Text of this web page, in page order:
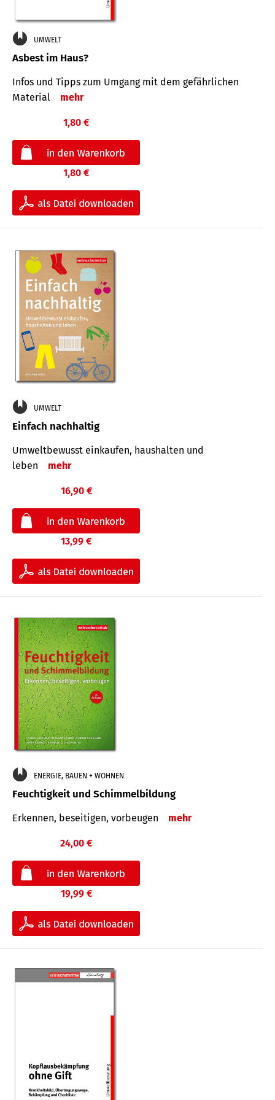
UMWELT
Asbest im Haus?
Infos und Tipps zum Um­gang mit dem ge­fähr­lichen
Mate­rial
mehr
1,80 €
1,80 €
UMWELT
Einfach nachhaltig
Umweltbewusst einkaufen, haushalten und
leben
mehr
16,90 €
13,99 €
ENERGIE, BAUEN + WOHNEN
Feuchtigkeit und Schimmelbildung
Erkennen, beseitigen, vorbeugen mehr
24,00 €
19,99 €